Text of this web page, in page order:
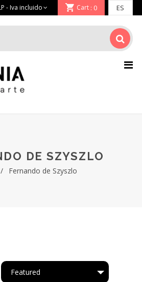
Cart : 0
DE SZYSZLO
/ Fernando de Szyszlo
Featured